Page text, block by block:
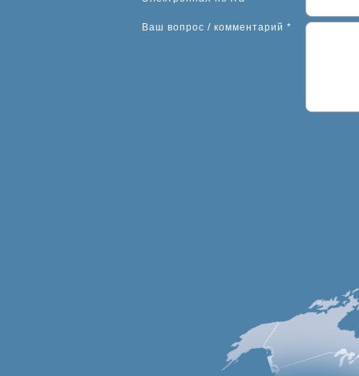
Ваш вопрос / комментарий *